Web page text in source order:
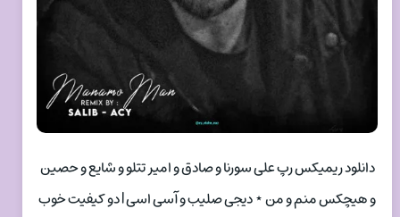
دانلود ریمیکس رپ علی سورنا و صادق و امیر تتلو و شایع و حصین
و هیچکس منم و من ⋆ دیجی صلیب و آسی اسی | دو کیفیت خوب